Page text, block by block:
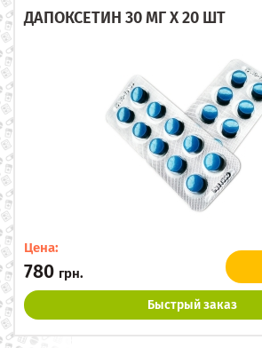
ДАПОКСЕТИН 30 МГ X 20 ШТ
Цена:
780 грн.
Быстрый заказ